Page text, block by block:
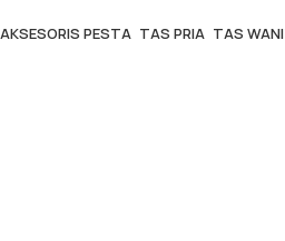
PESTA TAS PRIA TAS